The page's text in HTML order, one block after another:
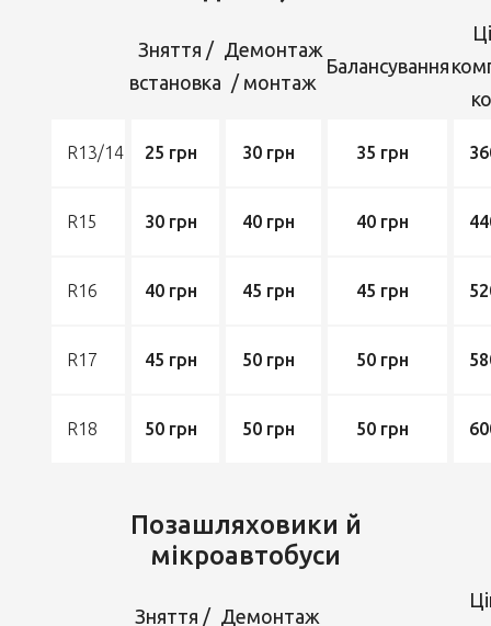
Зняття /
встановка
Демонтаж
/ монтаж
Балансування
R13/14
R15
R16
R17
R18
25 грн
30 грн
40 грн
45 грн
50 грн
30 грн
40 грн
45 грн
50 грн
50 грн
35 грн
40 грн
45 грн
50 грн
50 грн
Позашляховики й
мікроавтобуси
Зняття / Демонтаж